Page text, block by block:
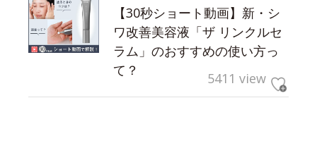
【30秒ショート動画】新・シ
ワ改善美容液「ザ リンクルセ
ラム」のおすすめの使い方っ
て？
5411 view